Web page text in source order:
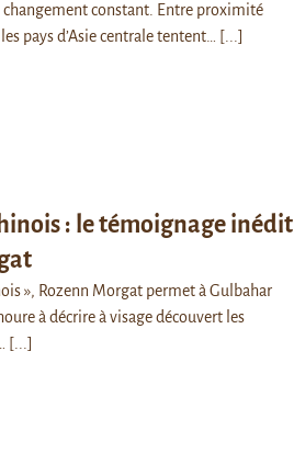
changement constant. Entre proximité
pays d’Asie centrale tentent…
[...]
: le témoignage inédit
», Rozenn Morgat permet à Gulbahar
à décrire à visage découvert les
[...]